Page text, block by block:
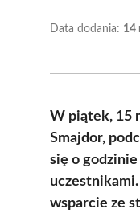
Data dodania: 14
W piątek, 15
Smajdor,
się o
wsparcie ze